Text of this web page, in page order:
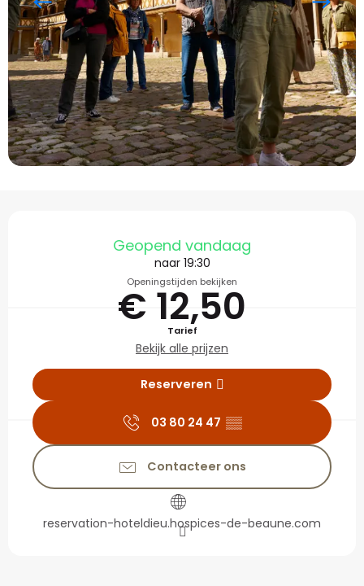
Openingstijden en
Geopend vandaag
naar 19:30
Openingstijden bekijken
€ 12,50
Tarief
Bekijk alle prijzen
Reserveren
03 80 24 47 ▒▒
Contacteer ons
reservation-hoteldieu.hospices-de-beaune.com